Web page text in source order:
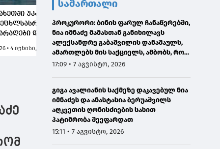
უკანონო
და
მასალა
-
3 პირი
• 4 ივნისი, 2026
ვლადიმერ
პუტინისთვის და
დონალდ ტრამპისთვის
გაგზავნილმა
წერილებმა
16:37 • 9 ივნისი, 2026
სამართალი
პროკურორი: ბინის ფარულ ჩანაწერებში,
ნია იმნაძე მამასთან განიხილავს
ალექსანდრე გაბაშვილის დანაშაულს,
ამართლებს მის საქციელს, ამბობს, რომ
სხვანაირად ვერ მოიქცეოდა
17:09 • 7 აგვისტო, 2026
გიგა ავალიანის საქმეზე დაკავებულ ნია
იმნაძეს და ანასტასია ბერუაშვილს
აღკვეთის ღონისძიების სახით
პატიმრობა შეეფარდათ
15:11 • 7 აგვისტო, 2026